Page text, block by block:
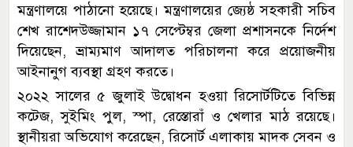
মন্ত্রণালয়ে পাঠানো হয়েছে। মন্ত্রণালয়ের জ্যেষ্ঠ সহকারী সচিব
শেখ রাশেদউজ্জামান ১৭ সেপ্টেম্বর জেলা প্রশাসনকে নির্দেশ
দিয়েছেন, ভ্রাম্যমাণ আদালত পরিচালনা করে প্রয়োজনীয়
আইনানুগ ব্যবস্থা গ্রহণ করতে।
২০২২ সালের ৫ জুলাই উদ্বোধন হওয়া রিসোর্টটিতে বিভিন্ন
কটেজ, সুইমিং পুল, স্পা, রেস্তোরাঁ ও খেলার মাঠ রয়েছে।
স্থানীয়রা অভিযোগ করেছেন, রিসোর্ট এলাকায় মাদক সেবন ও